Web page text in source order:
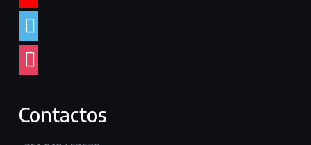
vimeo
instagram
Contactos